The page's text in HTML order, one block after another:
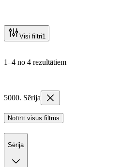
Visi filtri1
1–4 no 4 rezultātiem
5000. Sērija
Notīrīt visus filtrus
Sērija